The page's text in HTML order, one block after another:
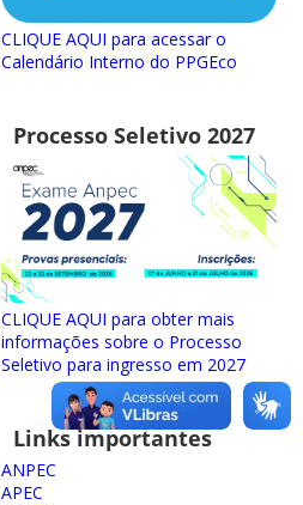
CLIQUE AQUI para acessar o
Calendário Interno do PPGEco
Processo Seletivo 2027
CLIQUE AQUI para obter mais
informações sobre o Processo
Seletivo para ingresso em 2027
Links importantes
ANPEC
APEC